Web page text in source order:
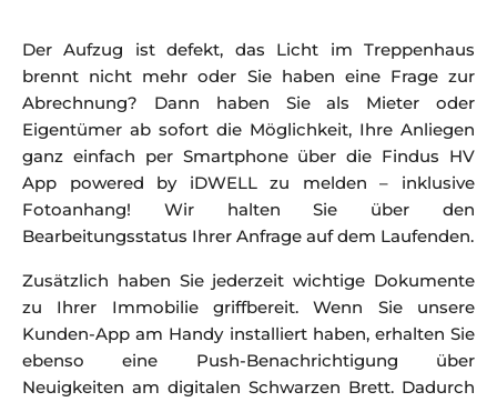
Der Aufzug ist defekt, das Licht im Treppenhaus
brennt nicht mehr oder Sie haben eine Frage zur
Abrechnung? Dann haben Sie als Mieter oder
Eigentümer ab sofort die Möglichkeit, Ihre Anliegen
ganz einfach per Smartphone über die Findus HV
App powered by iDWELL zu melden – inklusive
Fotoanhang! Wir halten Sie über den
Bearbeitungsstatus Ihrer Anfrage auf dem Laufenden.
Zusätzlich haben Sie jederzeit wichtige Dokumente
zu Ihrer Immobilie griffbereit. Wenn Sie unsere
Kunden-App am Handy installiert haben, erhalten Sie
ebenso eine Push-Benachrichtigung über
Neuigkeiten am digitalen Schwarzen Brett. Dadurch